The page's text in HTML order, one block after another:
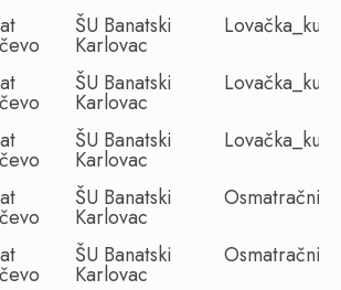
ŠU Banatski
Karlovac
Lovačka_kuća
ŠU Banatski
Karlovac
Lovačka_kuća
ŠU Banatski
Karlovac
Lovačka_kuća
ŠU Banatski
Karlovac
Osmatračnica
ŠU Banatski
Karlovac
Osmatračnica